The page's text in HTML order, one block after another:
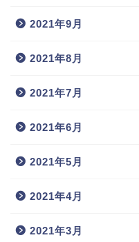
2021年9月
2021年8月
2021年7月
2021年6月
2021年5月
2021年4月
2021年3月